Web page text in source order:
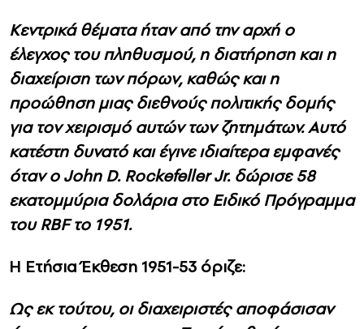
Κεντρικά θέματα ήταν από την αρχή ο
έλεγχος του πληθυσμού, η διατήρηση και η
διαχείριση των πόρων, καθώς και η
προώθηση μιας διεθνούς πολιτικής δομής
για τον χειρισμό αυτών των ζητημάτων. Αυτό
κατέστη δυνατό και έγινε ιδιαίτερα εμφανές
όταν ο John D. Rockefeller Jr. δώρισε 58
εκατομμύρια δολάρια στο Ειδικό Πρόγραμμα
του RBF το 1951.
Η Ετήσια Έκθεση 1951-53 όριζε:
Ως εκ τούτου, οι διαχειριστές αποφάσισαν